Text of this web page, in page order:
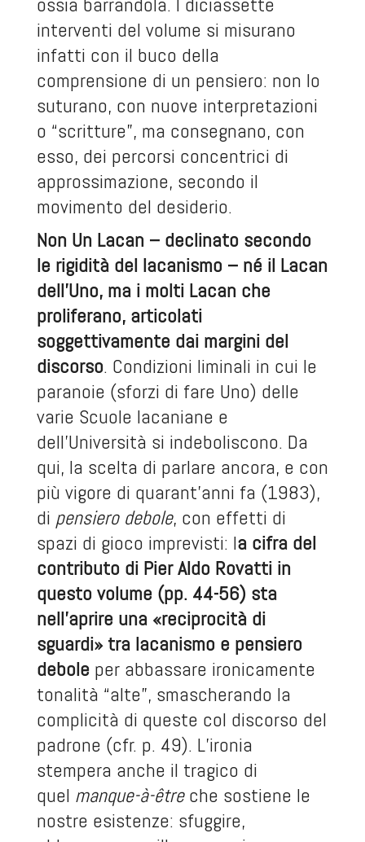
interventi del volume si misurano
infatti con il buco della
comprensione di un pensiero: non lo
suturano, con nuove interpretazioni
o “scritture”, ma consegnano, con
esso, dei percorsi concentrici di
approssimazione, secondo il
movimento del desiderio.
Non Un Lacan – declinato secondo
le rigidità del lacanismo – né il Lacan
dell’Uno, ma i molti Lacan che
proliferano, articolati
soggettivamente dai margini del
discorso. Condizioni liminali in cui le
paranoie (sforzi di fare Uno) delle
varie Scuole lacaniane e
dell’Università si indeboliscono. Da
qui, la scelta di parlare ancora, e con
più vigore di quarant’anni fa (1983),
di pensiero debole, con effetti di
spazi di gioco imprevisti: la cifra del
contributo di Pier Aldo Rovatti in
questo volume (pp. 44-56) sta
nell’aprire una «reciprocità di
sguardi» tra lacanismo e pensiero
deboleper abbassare ironicamente
tonalità “alte”, smascherando la
complicità di queste col discorso del
padrone (cfr. p. 49). L’ironia
stempera anche il tragico di
quel manque-à-êtreche sostiene le
nostre esistenze: sfuggire,